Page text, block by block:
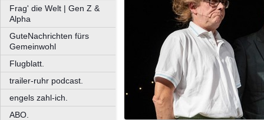
Frag' die Welt | Gen Z &
Alpha
GuteNachrichten fürs
Gemeinwohl
Flugblatt.
trailer-ruhr podcast.
engels zahl-ich.
ABO.